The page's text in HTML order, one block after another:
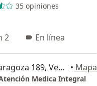
35 opiniones
2 En línea
Calzada Gral. Ignacio Zaragoza 189, Venustiano Carranza • Mapa
Medica Integral